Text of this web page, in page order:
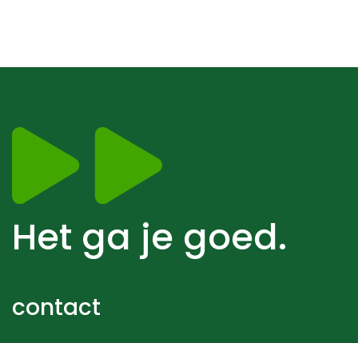
Het ga je goed.
contact